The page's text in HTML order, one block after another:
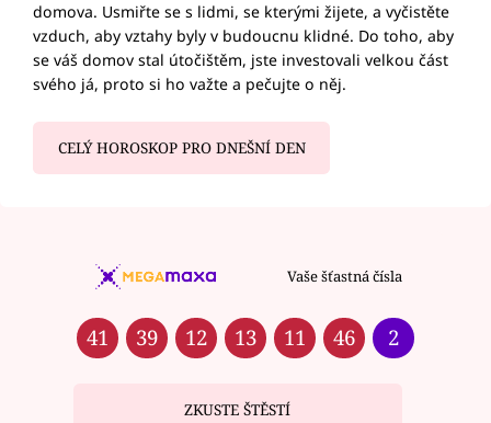
domova. Usmiřte se s lidmi, se kterými žijete, a vyčistěte
vzduch, aby vztahy byly v budoucnu klidné. Do toho, aby
se váš domov stal útočištěm, jste investovali velkou část
svého já, proto si ho važte a pečujte o něj.
CELÝ HOROSKOP PRO DNEŠNÍ DEN
Vaše šťastná čísla
41 39 12 13 11 46 2
ZKUSTE ŠTĚSTÍ